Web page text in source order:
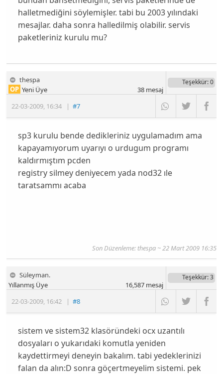
halletmediğini söylemişler. tabi bu 2003 yılındaki
mesajlar. daha sonra halledilmiş olabilir. servis
paketleriniz kurulu mu?
thespa
22-03-2009, 16:34 |#7
OP Yeni Üye
Teşekkür: 0
38mesaj
sp3 kurulu bende dedikleriniz uygulamadım ama
kapayamıyorum uyarıyı o urdugum programı
kaldırmıştım pcden
registry silmey deniyecem yada nod32 ıle
taratsammı acaba
Son Düzenleme: thespa ~ 22 Mart 2009 16:35
Süleyman.
22-03-2009, 16:42 |#8
Yıllanmış Üye
Teşekkür: 3
16,587mesaj
sistem ve sistem32 klasöründeki ocx uzantılı
dosyaları o yukarıdaki komutla yeniden
kaydettirmeyi deneyin bakalım. tabi yedeklerinizi
falan da alın:D sonra göçertmeyelim sistemi. pek